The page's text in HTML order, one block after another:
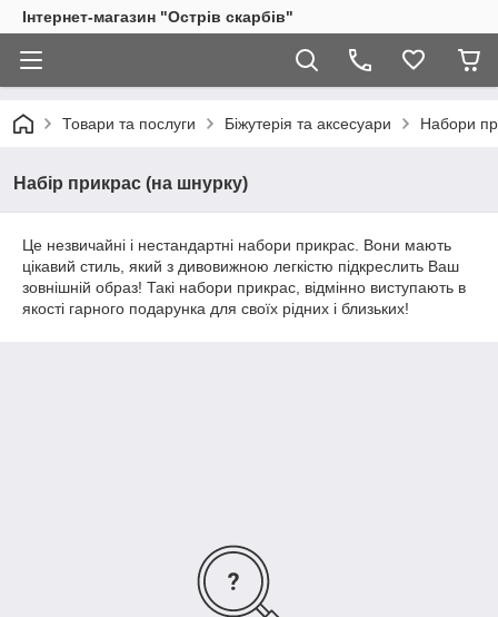
Інтернет-магазин "Острів скарбів"
Товари та послуги Біжутерія та аксесуари Набори
Набір прикрас (на шнурку)
Це незвичайні і нестандартні набори прикрас. Вони мають
цікавий стиль, який з дивовижною легкістю підкреслить Ваш
зовнішній образ! Такі набори прикрас, відмінно виступають в
якості гарного подарунка для своїх рідних і близьких!